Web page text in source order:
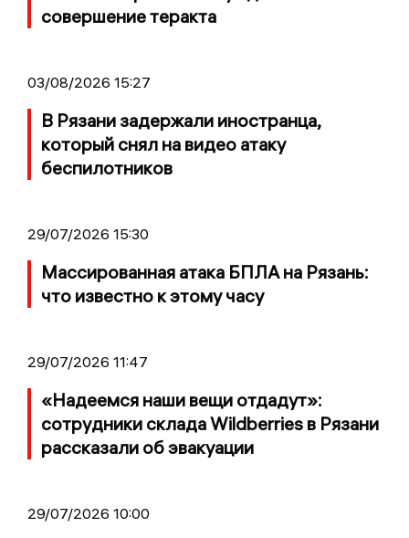
совершение теракта
03/08/2026 15:27
В Рязани задержали иностранца,
который снял на видео атаку
беспилотников
29/07/2026 15:30
Массированная атака БПЛА на Рязань:
что известно к этому часу
29/07/2026 11:47
«Надеемся наши вещи отдадут»:
сотрудники склада Wildberries в Рязани
рассказали об эвакуации
29/07/2026 10:00